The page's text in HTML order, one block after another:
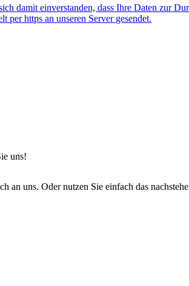
damit einverstanden, dass Ihre Daten zur
per https an unseren Server gesendet.
uns!
an uns. Oder nutzen Sie einfach das